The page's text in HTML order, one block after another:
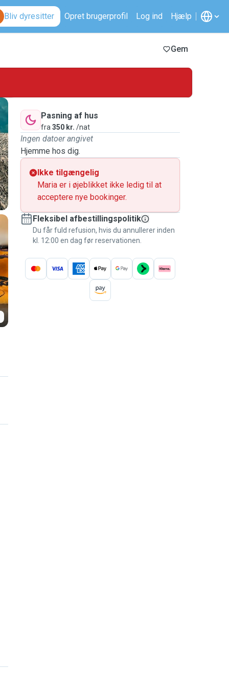
Bliv dyresitter Opret brugerprofil Log ind Hjælp
Gem
Pasning af hus
fra 350 kr. /nat
Ingen datoer angivet
Hjemme hos dig.
Ikke tilgængelig
Maria er i øjeblikket ikke ledig til at
acceptere nye bookinger.
Fleksibel afbestillingspolitik
Du får fuld refusion, hvis du annullerer inden
kl. 12:00 en dag før reservationen.